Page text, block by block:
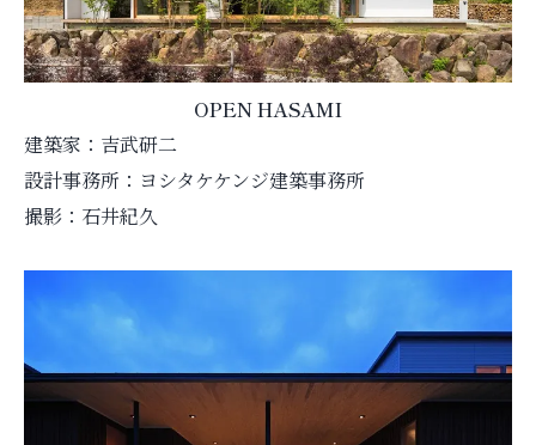
OPEN HASAMI
建築家：吉武研二
設計事務所：ヨシタケケンジ建築事務所
撮影：石井紀久